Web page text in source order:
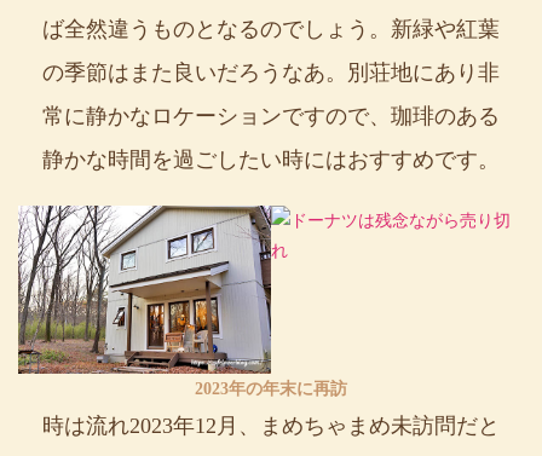
ば全然違うものとなるのでしょう。新緑や紅葉
の季節はまた良いだろうなあ。別荘地にあり非
常に静かなロケーションですので、珈琲のある
静かな時間を過ごしたい時にはおすすめです。
2023年の年末に再訪
時は流れ2023年12月、まめちゃまめ未訪問だと